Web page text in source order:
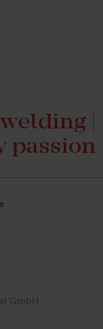
|
passion
GmbH